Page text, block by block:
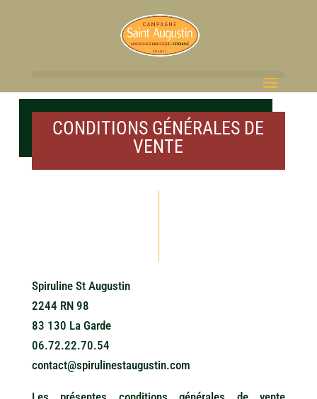
CONDITIONS GÉNÉRALES DE
VENTE
Spiruline St Augustin
2244 RN 98
83 130 La Garde
06.72.22.70.54
contact@spirulinestaugustin.com